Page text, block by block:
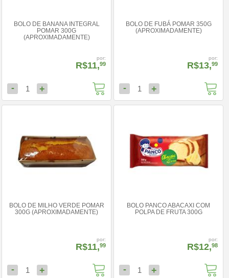
BOLO DE BANANA INTEGRAL
POMAR 300G
(APROXIMADAMENTE)
por:
R$11,99
- 1 +
BOLO DE FUBÁ POMAR 350G
(APROXIMADAMENTE)
por:
R$13,99
- 1 +
BOLO DE MILHO VERDE POMAR
300G (APROXIMADAMENTE)
por:
R$11,99
- 1 +
BOLO PANCO ABACAXI COM
POLPA DE FRUTA 300G
por:
R$12,98
- 1 +